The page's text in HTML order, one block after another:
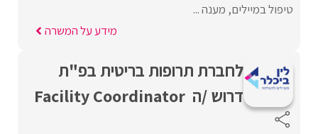
טיפול במיילים, מענה ...
מידע על המשרה
לחברת תרופות בריטית בפ"ת
דרוש /ה Facility Coordinator